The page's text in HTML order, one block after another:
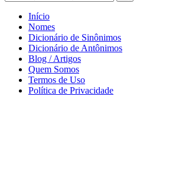
Início
Nomes
Dicionário de Sinônimos
Dicionário de Antônimos
Blog / Artigos
Quem Somos
Termos de Uso
Política de Privacidade